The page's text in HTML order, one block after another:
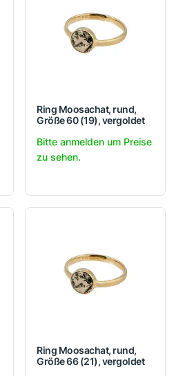
Ring Moosachat, rund,
Größe 60 (19), vergoldet
Bitte anmelden um Preise
zu sehen.
Ring Moosachat, rund,
Größe 66 (21), vergoldet